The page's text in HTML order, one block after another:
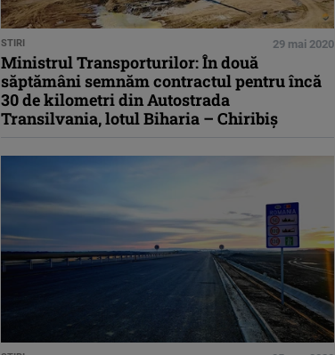
STIRI 29 mai 2020
Ministrul Transporturilor: În două
săptămâni semnăm contractul pentru încă
30 de kilometri din Autostrada
Transilvania, lotul Biharia – Chiribiș